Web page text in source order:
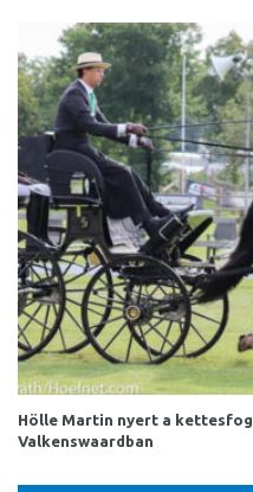
Hölle Martin nyert a
Valkenswaardban